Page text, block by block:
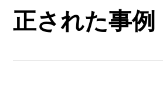
正された事例